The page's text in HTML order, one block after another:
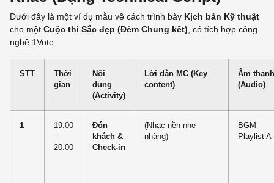
Dưới đây là một ví dụ mẫu về cách trình bày Kịch bản Kỹ thuật
cho một Cuộc thi Sắc đẹp (Đêm Chung kết) , có tích hợp công
nghệ 1Vote
STT
Thời
gian
Nội
dung
(Activity)
Lời dẫn MC (Key
content)
Âm thanh
(Audio)
1
19:00
–
20:00
Đón
khách &
Check-in
(Nhạc nền nhẹ
nhàng)
BGM
Playlist A